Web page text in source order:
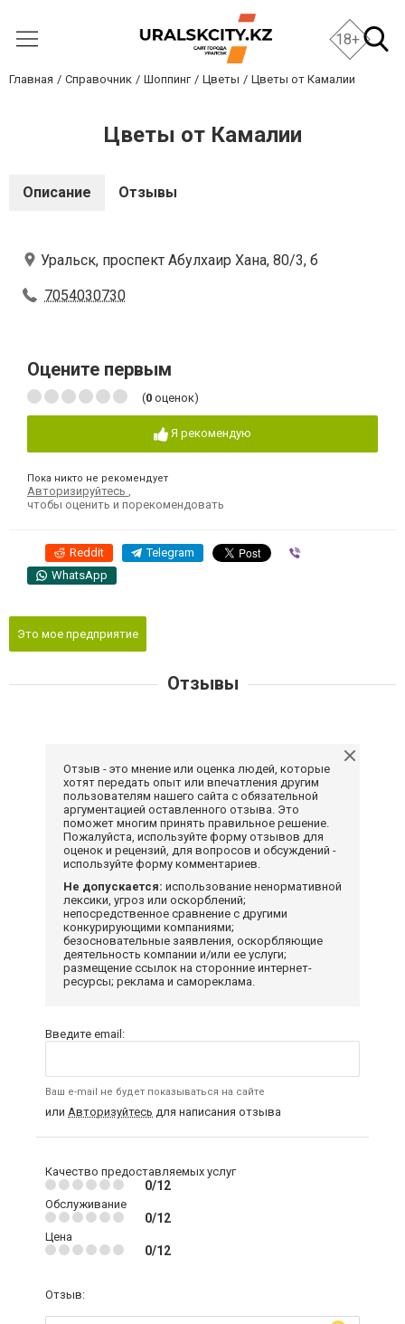
18+
Главная Справочник Шоппинг Цветы Цветы от Камалии
Цветы от Камалии
Описание Отзывы
Уральск, проспект Абулхаир Хана, 80/3, б
7054030730
Оцените первым
(0 оценок)
Я рекомендую
Пока никто не рекомендует
Авторизируйтесь
чтобы оценить и порекомендовать
Reddit Telegram
WhatsApp
Это мое предприятие
Отзывы
Отзыв - это мнение или оценка людей, которые
хотят передать опыт или впечатления другим
пользователям нашего сайта с обязательной
аргументацией оставленного отзыва. Это
поможет многим принять правильное решение.
Пожалуйста, используйте форму отзывов для
оценок и рецензий, для вопросов и обсуждений -
используйте форму комментариев.
Не допускается: использование ненормативной
лексики, угроз или оскорблений;
непосредственное сравнение с другими
конкурирующими компаниями;
безосновательные заявления, оскорбляющие
деятельность компании и/или ее услуги;
размещение ссылок на сторонние интернет-
ресурсы; реклама и самореклама.
Введите email:
Ваш e-mail не будет показываться на сайте
или Авторизуйтесь для написания отзыва
Качество предоставляемых услуг
0/12
Обслуживание
0/12
Цена
0/12
Отзыв: